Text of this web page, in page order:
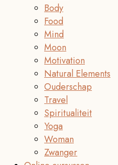
Body
Food
Mind
Moon
Motivation
Natural Elements
Ouderschap
Travel
Spiritualiteit
Yoga
Woman
Zwanger